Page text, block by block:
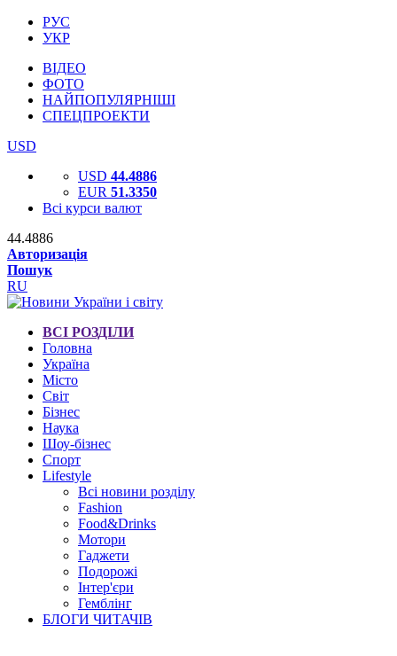
РУС
УКР
ВІДЕО
ФОТО
НАЙПОПУЛЯРНІШІ
СПЕЦПРОЕКТИ
USD
USD 44.4886
EUR 51.3350
Всі курси валют
44.4886
Авторизація
Пошук
RU
ВСІ РОЗДІЛИ
Головна
Україна
Місто
Світ
Бізнес
Наука
Шоу-бізнес
Спорт
Lifestyle
Всі новини розділу
Fashion
Food&Drinks
Мотори
Гаджети
Подорожі
Інтер'єри
Гемблінг
БЛОГИ ЧИТАЧІВ